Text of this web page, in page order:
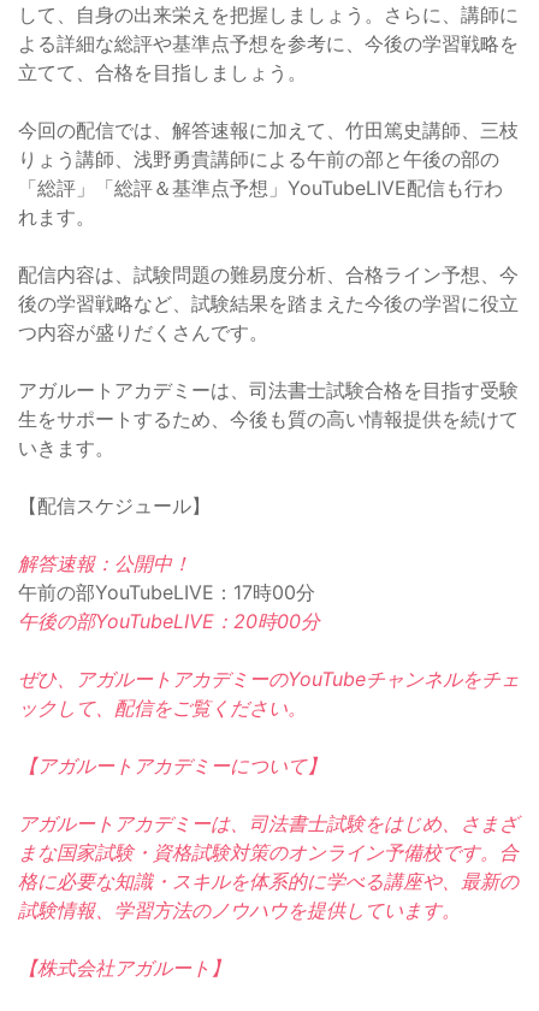
して、自身の出来栄えを把握しましょう。さらに、講師に
よる詳細な総評や基準点予想を参考に、今後の学習戦略を
立てて、合格を目指しましょう。
今回の配信では、解答速報に加えて、竹田篤史講師、三枝
りょう講師、浅野勇貴講師による午前の部と午後の部の
「総評」「総評＆基準点予想」YouTubeLIVE配信も行わ
れます。
配信内容は、試験問題の難易度分析、合格ライン予想、今
後の学習戦略など、試験結果を踏まえた今後の学習に役立
つ内容が盛りだくさんです。
アガルートアカデミーは、司法書士試験合格を目指す受験
生をサポートするため、今後も質の高い情報提供を続けて
いきます。
【配信スケジュール】
解答速報：公開中！
午前の部YouTubeLIVE：17時00分
午後の部YouTubeLIVE：20時00分
ぜひ、アガルートアカデミーのYouTubeチャンネルをチェ
ックして、配信をご覧ください。
【アガルートアカデミーについて】
アガルートアカデミーは、司法書士試験をはじめ、さまざ
まな国家試験・資格試験対策のオンライン予備校です。合
格に必要な知識・スキルを体系的に学べる講座や、最新の
試験情報、学習方法のノウハウを提供しています。
【株式会社アガルート】